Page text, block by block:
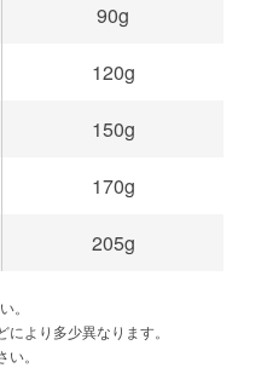
90g
120g
150g
170g
205g
。
より多少異なります。
。